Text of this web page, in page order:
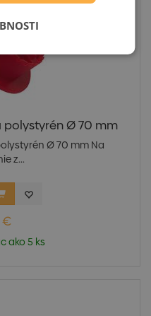
polystyrén Ø 70 mm
Ø 70 mm Na
z...
€
ako 5 ks